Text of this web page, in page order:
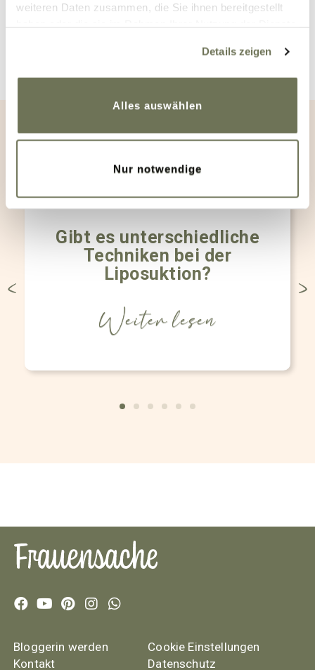
weiteren Daten zusammen, die Sie ihnen bereitgestellt
Cookies, wenn Sie unsere Webseite weiterhin nutzen.
Weitere Informationen finden Sie in unserer
Details zeigen
Alles auswählen
Nur notwendige
Q&A teilen
Aktuelle
Fragerunde
Gibt es unterschiedliche
Techniken bei der
Liposuktion?
Weiter lesen
Bloggerin werden
Kontakt
Cookie Einstellungen
Datenschutz